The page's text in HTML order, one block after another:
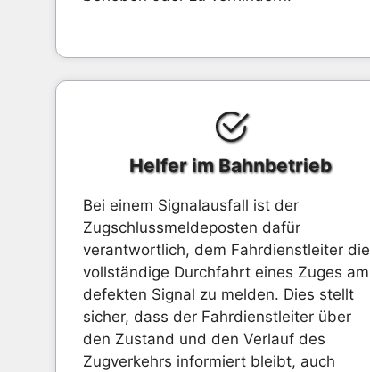
Helfer im Bahnbetrieb
Bei einem Signalausfall ist der
Zugschlussmeldeposten dafür
verantwortlich, dem Fahrdienstleiter die
vollständige Durchfahrt eines Zuges am
defekten Signal zu melden. Dies stellt
sicher, dass der Fahrdienstleiter über
den Zustand und den Verlauf des
Zugverkehrs informiert bleibt, auch